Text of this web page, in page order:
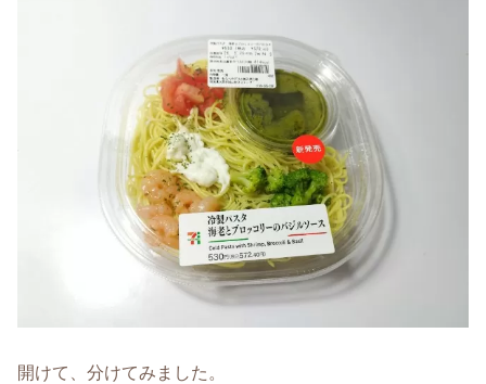
開けて、分けてみました。